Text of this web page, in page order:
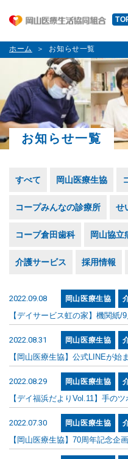
ホーム お知らせ一覧
お知らせ一覧
すべて 岡山医療生協
コープみんなの診療所 せ
コープ倉田歯科 岡山協立
介護サービス 採用情報
2022.09.08 岡山医療生協
【デイサービス虹の家】機関紙/
2022.08.31 岡山医療生協
【岡山医療生協】公式LINEが始
2022.08.29 岡山医療生協
【デイ福浜だよりVol.11】手の
2022.07.30 岡山医療生協
【岡山医療生協】70周年記念企